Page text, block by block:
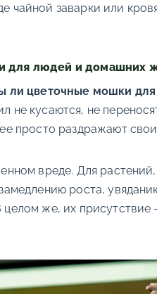
чайной заварки или
для людей и домашних
ли цветочные мошки
не кусаются, не
просто раздражают
вреде. Для
роста,
же, их